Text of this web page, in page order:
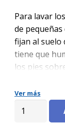
Para lavar
de
fijan al suelo
tiene que
los pies
Ver más
Lavapiés